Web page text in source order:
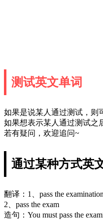
测试英文单词
如果是说某人通过测试，则
如果想表示某人通过测试之
若有疑问，欢迎追问~
通过某种方式英
翻译：1、pass the examination
2、pass the exam
造句：You must pass the